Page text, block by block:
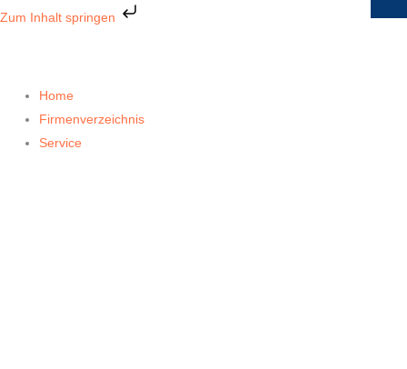
Zum Inhalt springen
Zum
Home
Firmenverzeichnis
Service